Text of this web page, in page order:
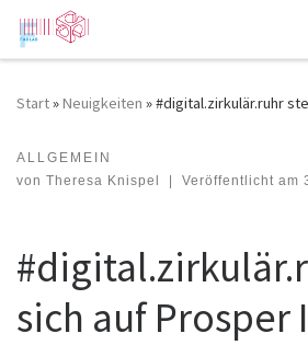
Zum Inhalt springen
Start»Neuigkeiten »#digital.zirkulär.ruhr
ALLGEMEIN
von Theresa Knispel | Veröffentlicht am
sich auf Prosper